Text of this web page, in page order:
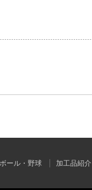
ール・野球 加工品紹介